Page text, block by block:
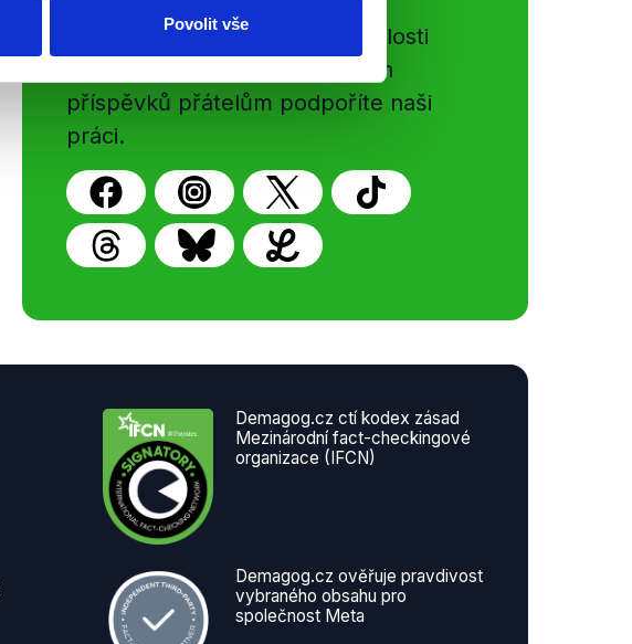
Povolit vše
Nenechte si ujít nejnovější události
z Demagog.cz. Sdílením našich
příspěvků přátelům podpoříte naši
práci.
Demagog.cz ctí kodex zásad
Mezinárodní fact-checkingové
organizace (IFCN)
Demagog.cz ověřuje pravdivost
vybraného obsahu pro
společnost Meta